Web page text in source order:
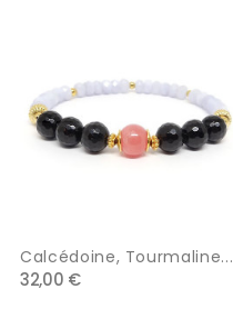
Calcédoine, Tourmaline...
32,00 €